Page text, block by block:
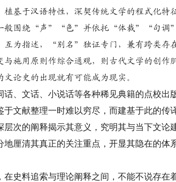
植基于汉语特性，深契传统文学的程式化特
一般围绕“声”“色”并依托“体裁”“句调”
为指述，“别名”独证专门，兼有跨类存
与施用原则作综合通观，则古代文学的创作
论史的出现就有可能成为现实。
文话、小说话等各种稀见典籍的点校出
于文献整理一时难以穷尽，而建基于此的传
层次的阐释揭示其意义，究明其与当下文论
地厘清其真正的关注重点，开显其隐在的体
料追索与理论阐释之间，不能不说存在